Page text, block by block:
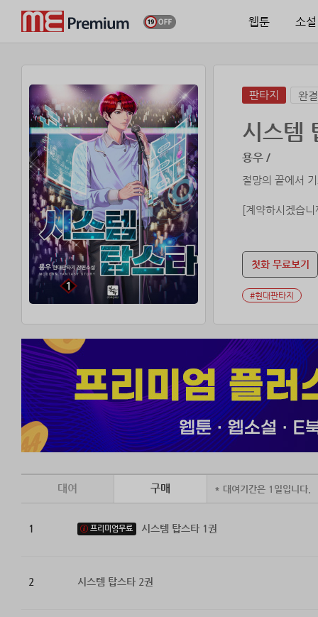
웹툰 소설
판타지 완결
시스템
용우 /
절망의 끝에서
[계약하시겠습
첫화 무료보기
#현대판타지
대여 구매 * 대여기간은 1일입니다.
1 프리미엄무료 시스템 탑스타 1권
2 시스템 탑스타 2권